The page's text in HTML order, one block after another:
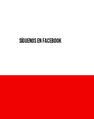
SíGUENOS EN FACEBOOK